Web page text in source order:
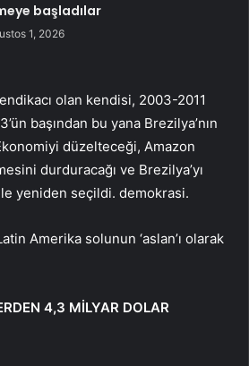
başladılar
1, 2026
olan kendisi, 2003-2011
başından bu yana Brezilya’nın
düzelteceği, Amazon
durduracağı ve Brezilya’yı
yeniden seçildi. demokrasi.
Amerika solunun ‘aslan’ı olarak
4,3 MİLYAR DOLAR